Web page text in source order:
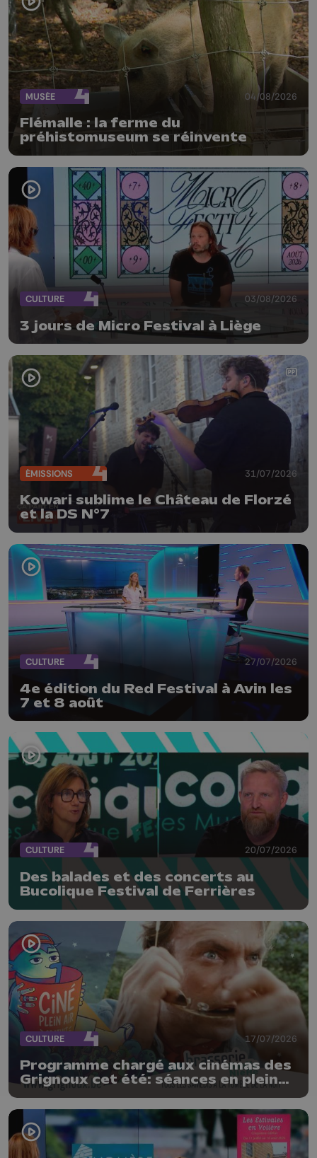
MUSÉE 04/08/2026
Flémalle : la ferme du
préhistomuseum se réinvente
CULTURE 03/08/2026
3 jours de Micro Festival à Liège
ÉMISSIONS 31/07/2026
Kowari sublime le Château de Florzé
et la DS N°7
CULTURE 27/07/2026
4e édition du Red Festival à Avin les
7 et 8 août
CULTURE 20/07/2026
Des balades et des concerts au
Bucolique Festival de Ferrières
CULTURE 17/07/2026
Programme chargé aux cinémas des
Grignoux cet été: séances en plein
air, concerts et plats spéciaux à la
brasserie